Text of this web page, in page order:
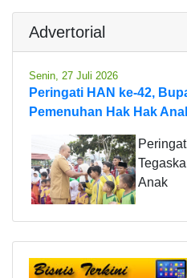
Advertorial
Senin, 27 Juli 2026
Peringati HAN ke-42,
Pemenuhan Hak Hak
Anak